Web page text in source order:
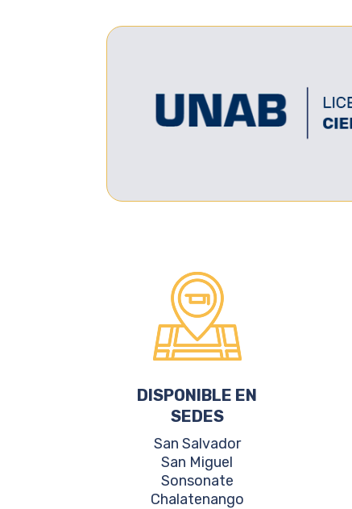
DISPONIBLE EN
SEDES
San Salvador
San Miguel
Sonsonate
Chalatenango